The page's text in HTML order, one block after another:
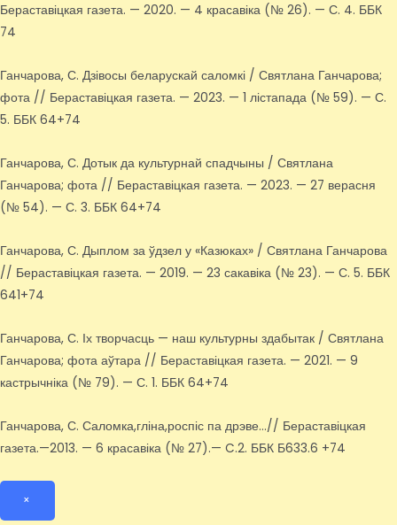
Бераставіцкая газета. — 2020. — 4 красавіка (№ 26). — С. 4. ББК
74
Ганчарова, С. Дзівосы беларускай саломкі / Святлана Ганчарова;
фота // Бераставіцкая газета. — 2023. — 1 лістапада (№ 59). — С.
5. ББК 64+74
Ганчарова, С. Дотык да культурнай спадчыны / Святлана
Ганчарова; фота // Бераставіцкая газета. — 2023. — 27 верасня
(№ 54). — С. 3. ББК 64+74
Ганчарова, С. Дыплом за ўдзел у «Казюках» / Святлана Ганчарова
// Бераставіцкая газета. — 2019. — 23 сакавіка (№ 23). — С. 5. ББК
641+74
Ганчарова, С. Іх творчасць — наш культурны здабытак / Святлана
Ганчарова; фота аўтара // Бераставіцкая газета. — 2021. — 9
кастрычніка (№ 79). — С. 1. ББК 64+74
Ганчарова, С. Саломка,гліна,роспіс па дрэве…// Бераставіцкая
газета.—2013. — 6 красавіка (№ 27).— C.2. ББК Б633.6 +74
×